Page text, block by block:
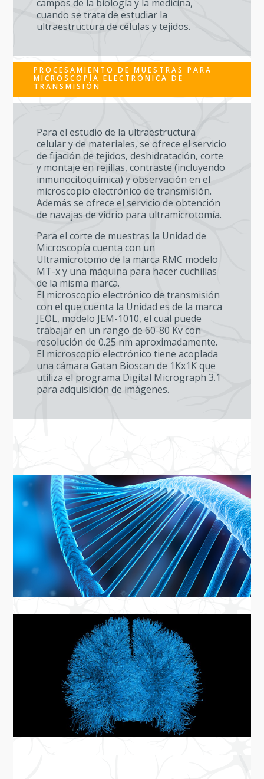
campos de la biología y la medicina,
cuando se trata de estudiar la
ultraestructura de células y tejidos.
PROCESAMIENTO DE MUESTRAS PARA
MICROSCOPÍA ELECTRÓNICA DE
TRANSMISIÓN
Para el estudio de la ultraestructura
celular y de materiales, se ofrece el servicio
de fijación de tejidos, deshidratación, corte
y montaje en rejillas, contraste (incluyendo
inmunocitoquímica) y observación en el
microscopio electrónico de transmisión.
Además se ofrece el servicio de obtención
de navajas de vidrio para ultramicrotomía.
Para el corte de muestras la Unidad de
Microscopía cuenta con un
Ultramicrotomo de la marca RMC modelo
MT-x y una máquina para hacer cuchillas
de la misma marca.
El microscopio electrónico de transmisión
con el que cuenta la Unidad es de la marca
JEOL, modelo JEM-1010, el cual puede
trabajar en un rango de 60-80 Kv con
resolución de 0.25 nm aproximadamente.
El microscopio electrónico tiene acoplada
una cámara Gatan Bioscan de 1Kx1K que
utiliza el programa Digital Micrograph 3.1
para adquisición de imágenes.